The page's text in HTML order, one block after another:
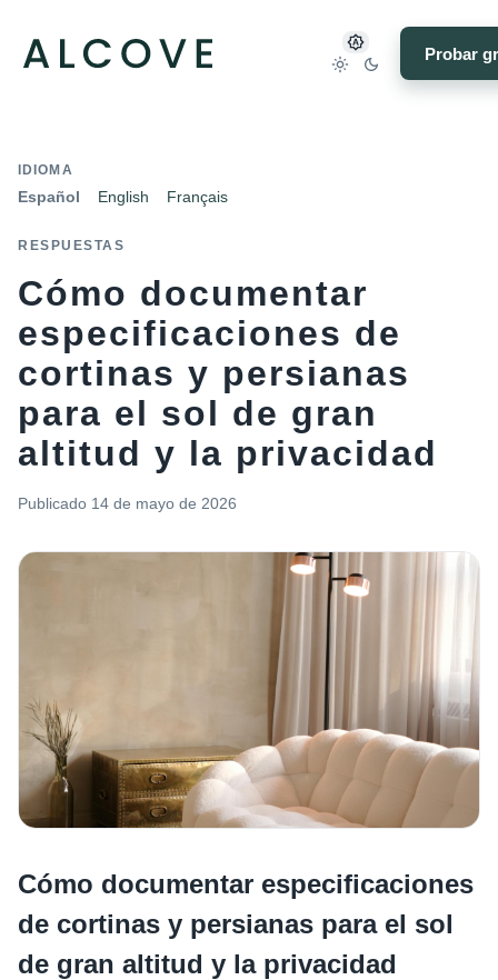
Probar
IDIOMA
Español English Français
RESPUESTAS
Cómo documentar
especificaciones de
cortinas y persianas
para el sol de gran
altitud y la privacidad
Publicado 14 de mayo de 2026
Cómo documentar especificaciones
de cortinas y persianas para el sol
de gran altitud y la privacidad